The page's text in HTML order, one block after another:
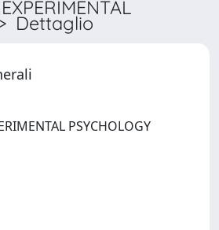
> Dettaglio